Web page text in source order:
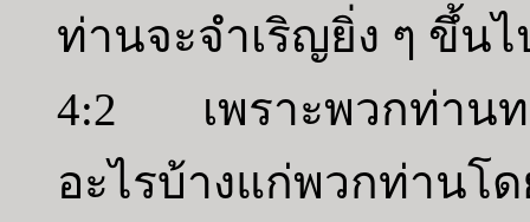
ท่านจะจำเริญยิ่ง ๆ ขึ้น
4:2 เพราะพวกท่านท
อะไรบ้างแก่พวกท่านโด